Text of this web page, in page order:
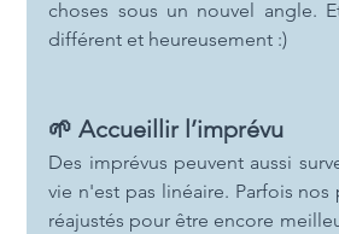
choses sous un nouvel angle.
différent et heureusement :)
🌱 Accueillir l’imprévu
Des imprévus peuvent aussi
vie n'est pas linéaire. Parfois
réajustés pour être encore